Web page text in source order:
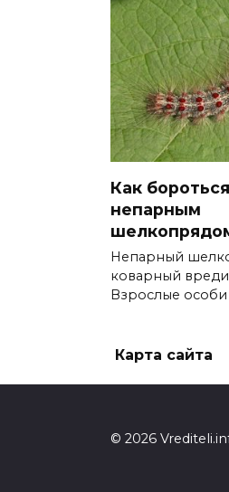
Как
непарным
Непарный
коварный
Взрослые особи
Карта сайта
© 2026